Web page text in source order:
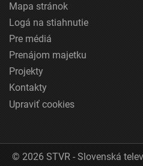
Mapa stránok
Logá na stiahnutie
Pre médiá
Prenájom majetku
Projekty
Kontakty
Upraviť cookies
© 2026 STVR - Slovenská